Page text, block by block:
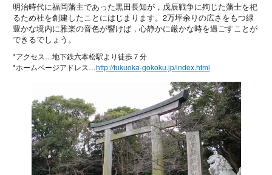
明治時代に福岡藩主であった黒田長知が，戊辰戦争に殉じた藩士を祀
るため社を創建したことにはじまります。2万坪余りの広さをもつ緑
豊かな境内に雅楽の音色が響けば，心静かに厳かな時を過ごすことが
できるでしょう。
*アクセス…地下鉄六本松駅より徒歩７分
*ホームページアドレス…http://fukuoka-gokoku.jp/index.html